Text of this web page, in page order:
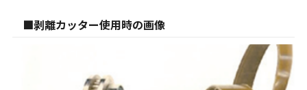
■剥離カッター使用時の画像